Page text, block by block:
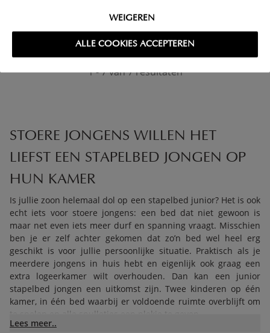
WEIGEREN
ALLE COOKIES ACCEPTEREN
1 - 7 van 7 resultaten
STOERE JONGENS WILLEN HET
LIEFST EEN STAPELBED JONGEN OP
HUN KAMER
Is jullie zoon helemaal dol op een stapelbed junior? Het is ook
echt iets voor stoere jongens: een bed dat niet gewoon is
maar net even iets meer durf en spanning vraagt. Misschien
ben je er zelf achter gekomen dat zo’n bed wel heel erg
geschikt is voor jullie persoonlijke situatie. Praktisch als je
meerdere jongens in huis hebt en eigenlijk ook graag een
extra logeerkamer wilt overhouden. Dan kan een junior
stapelbed jongen een uitkomst zijn. Twee kinderen op één
kamer, in één bed waarbij er voldoende ruimte overblijft om
te spelen en alle spulletjes een plekje te geven.
Lees meer..